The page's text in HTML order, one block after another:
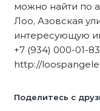
можно найти по
Лоо, Азовская
интересующую
+7 (934) 000-01-
http://
Поделитесь с